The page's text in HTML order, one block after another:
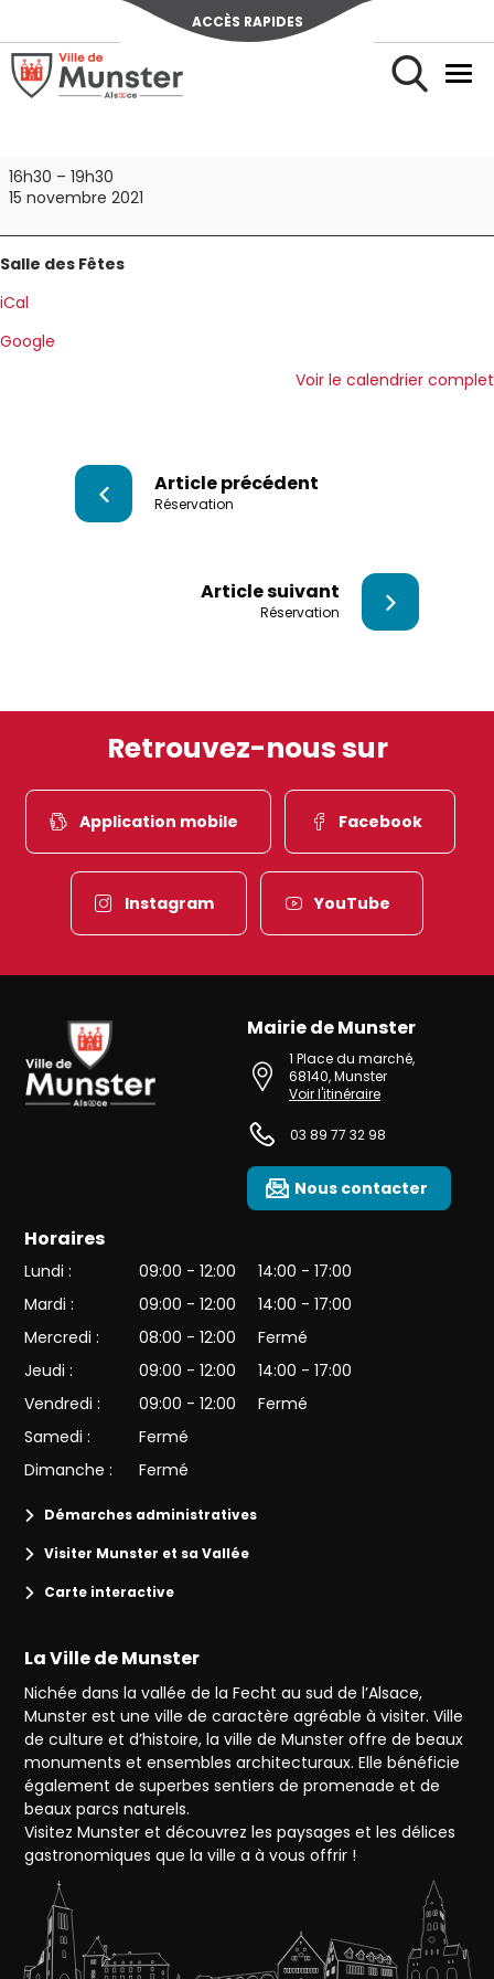
ACCÈS RAPIDES
Ville de Munster (Alsace) Située au cœur de l’Alsace et de
Réservation
16h30 – 19h30
15 novembre 2021
Salle des Fêtes
iCal
Google
Voir le calendrier complet
Article précédent
Réservation
Article suivant
Réservation
Retrouvez-nous sur
Application mobile Facebook
Instagram YouTube
Ville de Munster (Alsace) Située au cœur de l’Alsace et de l’une
Mairie de Munster
1 Place du marché,
68140,Munster
Voir l'itinéraire
03 89 77 32 98
Nous contacter
Horaires
Lundi : 09:00 - 12:00
14:00 - 17:00
Mardi :
09:00 - 12:00
14:00 - 17:00
Mercredi :
08:00 - 12:00
Fermé
Jeudi :
09:00 - 12:00
14:00 - 17:00
Vendredi :
09:00 - 12:00
Fermé
Samedi :
Fermé
Dimanche :
Fermé
Démarches administratives
Visiter Munster et sa Vallée
Carte interactive
La Ville de Munster
Nichée dans la vallée de la Fecht au sud de l’Alsace,
Munster est une ville de caractère agréable à visiter. Ville
de culture et d’histoire, la ville de Munster offre de beaux
monuments et ensembles architecturaux. Elle bénéficie
également de superbes sentiers de promenade et de
beaux parcs naturels.
Visitez Munster et découvrez les paysages et les délices
gastronomiques que la ville a à vous offrir !